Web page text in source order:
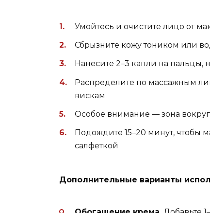
Умойтесь и очистите лицо от
Сбрызните кожу тоником или
Нанесите 2–3 капли на пальцы,
Распределите по массажным
вискам
Особое внимание — зона
Подождите 15–20 минут, чтобы
салфеткой
Дополнительные варианты